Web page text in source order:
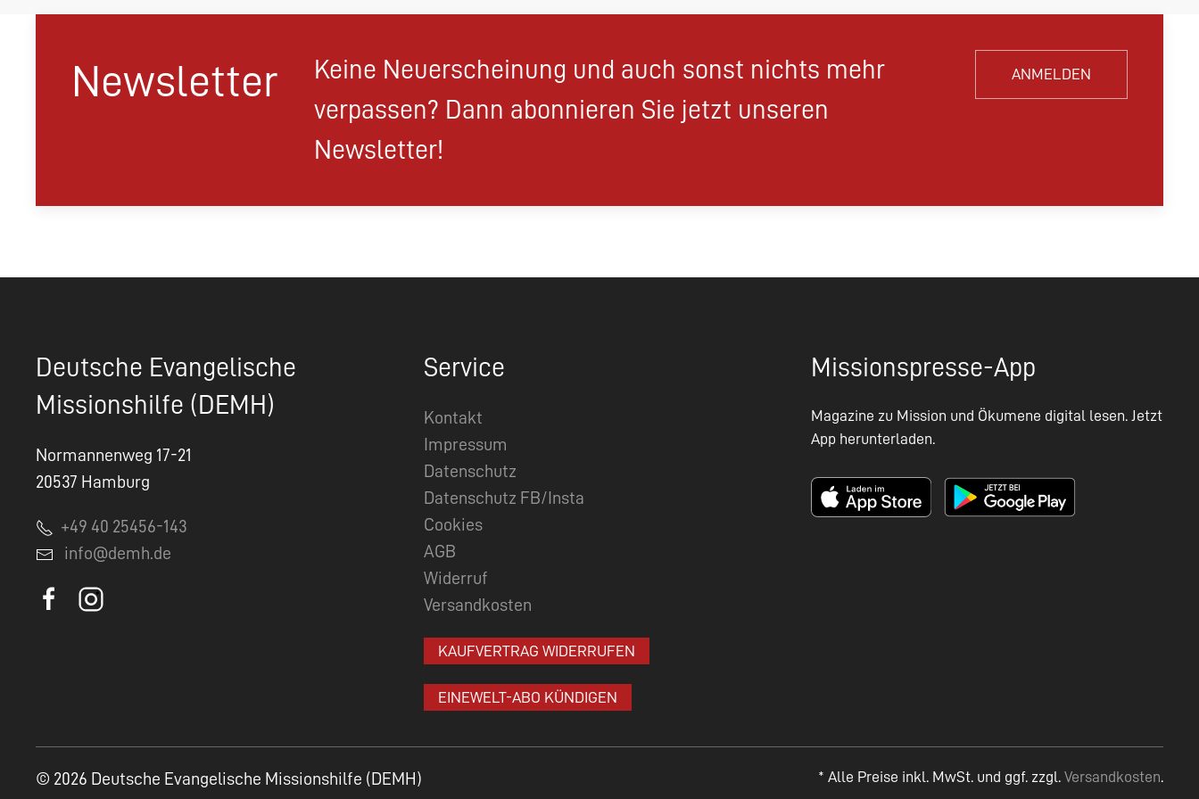
Newsletter
Keine Neuerscheinung und auch sonst nichts mehr
verpassen? Dann abonnieren Sie jetzt unseren
Newsletter!
ANMELDEN
Deutsche Evangelische
Missionshilfe (DEMH)
Normannenweg 17-21
20537 Hamburg
+49 40 25456-143
info@demh.de
Service
Kontakt
Impressum
Datenschutz
Datenschutz FB/Insta
Cookies
AGB
Widerruf
Versandkosten
KAUFVERTRAG WIDERRUFEN
EINEWELT-ABO KÜNDIGEN
Missionspresse-App
Magazine zu Mission und Ökumene digital lesen. Jetzt
App herunterladen.
* Alle Preise inkl. MwSt. und ggf. zzgl. Versandkosten.
© 2026 Deutsche Evangelische Missionshilfe (DEMH)